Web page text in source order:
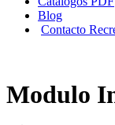
Blog
Contacto
Modulo